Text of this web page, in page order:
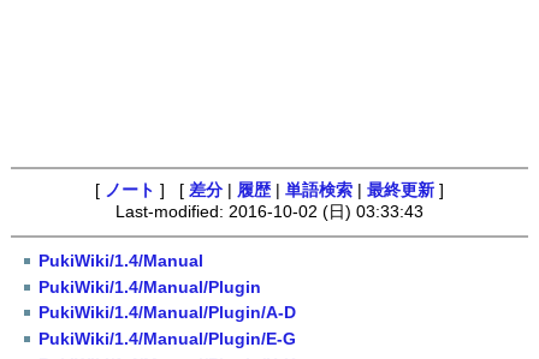
[ ノート ] [ 差分 履歴 単語検索 最終更新 ]
Last-modified: 2016-10-02 (日) 03:33:43
PukiWiki/1.4/Manual
PukiWiki/1.4/Manual/Plugin
PukiWiki/1.4/Manual/Plugin/A-D
PukiWiki/1.4/Manual/Plugin/E-G